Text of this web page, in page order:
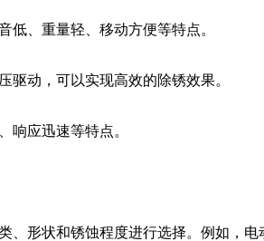
、重量轻、移动方便等特点。
动，可以实现高效的除锈效果。
响应迅速等特点。
形状和锈蚀程度进行选择。例如，